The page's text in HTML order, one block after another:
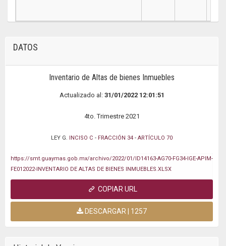
DATOS
Inventario de Altas de bienes Inmuebles
Actualizado al: 31/01/2022 12:01:51
4to. Trimestre 2021
LEY G. INCISO C - FRACCIÓN 34 - ARTÍCULO 70
https://smt.guaymas.gob.mx/archivo/2022/01/ID14163-AG70-FG34-IGE-APIM-
FE012022-INVENTARIO DE ALTAS DE BIENES INMUEBLES.XLSX
COPIAR URL
DESCARGAR | 1257